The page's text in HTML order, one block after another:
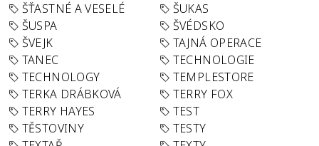
ŠŤASTNÉ A VESELÉ
ŠUKAS
ŠUSPA
ŠVÉDSKO
ŠVEJK
TAJNÁ OPERACE
TANEC
TECHNOLOGIE
TECHNOLOGY
TEMPLESTORE
TERKA DRÁBKOVÁ
TERRY FOX
TERRY HAYES
TEST
TĚSTOVINY
TESTY